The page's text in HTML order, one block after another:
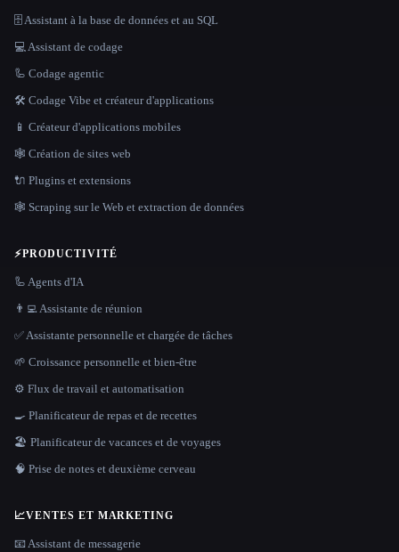
🗄️ Assistant à la base de données et au SQL
💻 Assistant de codage
🦾 Codage agentic
🛠️ Codage Vibe et créateur d'applications
📱 Créateur d'applications mobiles
🕸 Création de sites web
🔌 Plugins et extensions
🕸️ Scraping sur le Web et extraction de données
⚡PRODUCTIVITÉ
🦾 Agents d'IA
👨‍💻 Assistante de réunion
✅ Assistante personnelle et chargée de tâches
🌱 Croissance personnelle et bien-être
⚙️ Flux de travail et automatisation
🍳 Planificateur de repas et de recettes
🏖 Planificateur de vacances et de voyages
🧠 Prise de notes et deuxième cerveau
📈VENTES ET MARKETING
📧 Assistant de messagerie